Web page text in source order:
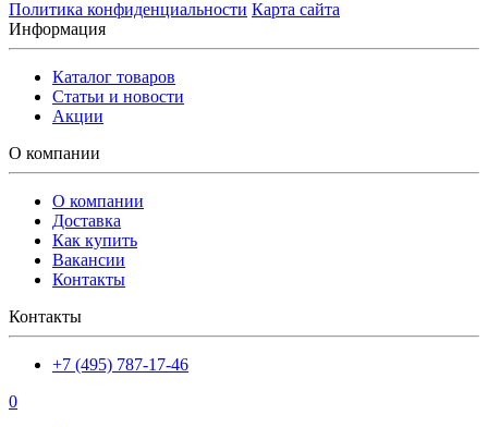
Политика конфиденциальности Карта сайта
Информация
Каталог товаров
Статьи и новости
Акции
О компании
О компании
Доставка
Как купить
Вакансии
Контакты
Контакты
+7 (495) 787-17-46
0